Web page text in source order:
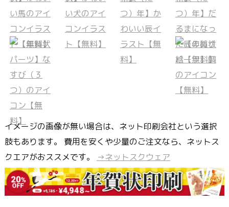
イメージの画像が無い場合は、ネット印刷会社という選択
肢もあります。 費用を安くや少量のご注文なら、ネットス
クエアがおススメです。
→ネットスクウェア